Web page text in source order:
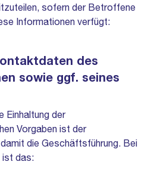
sofern der Betroffene
Informationen verfügt:
des
sowie ggf. seines
Einhaltung der
Vorgaben ist der
die Geschäftsführung. Bei
ist das: